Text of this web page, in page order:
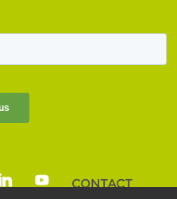
CONTACT